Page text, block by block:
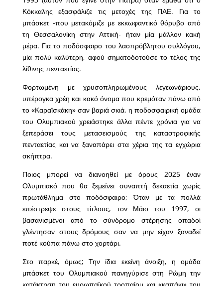
Κόκκαλης εξασφάλιζε τις μετοχές της ΠΑΕ. Για το
μπάσκετ -που μετακόμιζε με εκκωφαντικό θόρυβο από
τη Θεσσαλονίκη στην Αττική- ήταν μία μάλλον κακή
μέρα. Για το ποδόσφαιρο του λαοπρόβλητου συλλόγου,
μία πολύ καλύτερη, αφού σηματοδοτούσε το τέλος της
λίθινης πενταετίας.
Φορτωμένη με χρυσοπληρωμένους λεγεωνάριους,
υπέρογκα χρέη και κακό όνομα που κρεμόταν πάνω από
το «Καραϊσκάκη» σαν βαριά σκιά, η ποδοσφαιρική ομάδα
του Ολυμπιακού χρειάστηκε άλλα πέντε χρόνια για να
ξεπεράσει τους μετασεισμούς της καταστροφικής
πενταετίας και να ξαναπάρει στα χέρια της τα εγχώρια
σκήπτρα.
Ποιος μπορεί να διανοηθεί με όρους 2025 έναν
Ολυμπιακό που θα ξεμείνει συναπτή δεκαετία χωρίς
πρωτάθλημα στο ποδόσφαιρο; Όταν με τα πολλά
επέστρεψε στους τίτλους, τον Μάιο του 1997, οι
βασανισμένοι από το σύνδρομο στέρησης οπαδοί
γλέντησαν στους δρόμους σαν να μην είχαν ξαναδεί
ποτέ κούπα πάνω στο χορτάρι.
Στο παρκέ, όμως; Την ίδια εκείνη άνοιξη, η ομάδα
μπάσκετ του Ολυμπιακού πανηγύρισε στη Ρώμη την